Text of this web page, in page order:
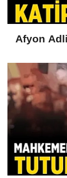
Afyon